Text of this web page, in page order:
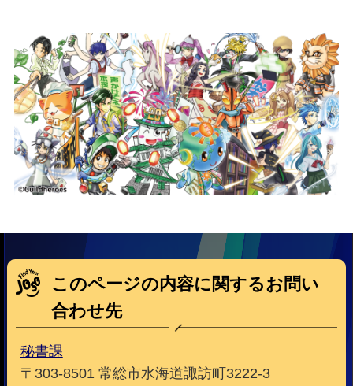
このページの内容に関するお問い
合わせ先
秘書課
〒303-8501 常総市水海道諏訪町3222-3